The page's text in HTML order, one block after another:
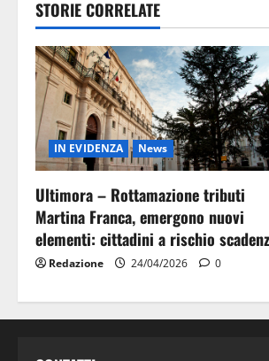
STORIE CORRELATE
IN EVIDENZA News
Ultimora – Rottamazione tributi
Martina Franca, emergono nuovi
elementi: cittadini a rischio
Redazione 24/04/2026 0